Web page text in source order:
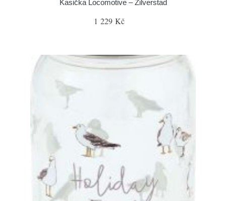
Kasička Locomotive – Zilverstad
1 229 Kč